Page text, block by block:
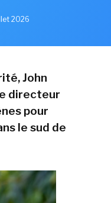
2026
John
directeur
pour
le sud de